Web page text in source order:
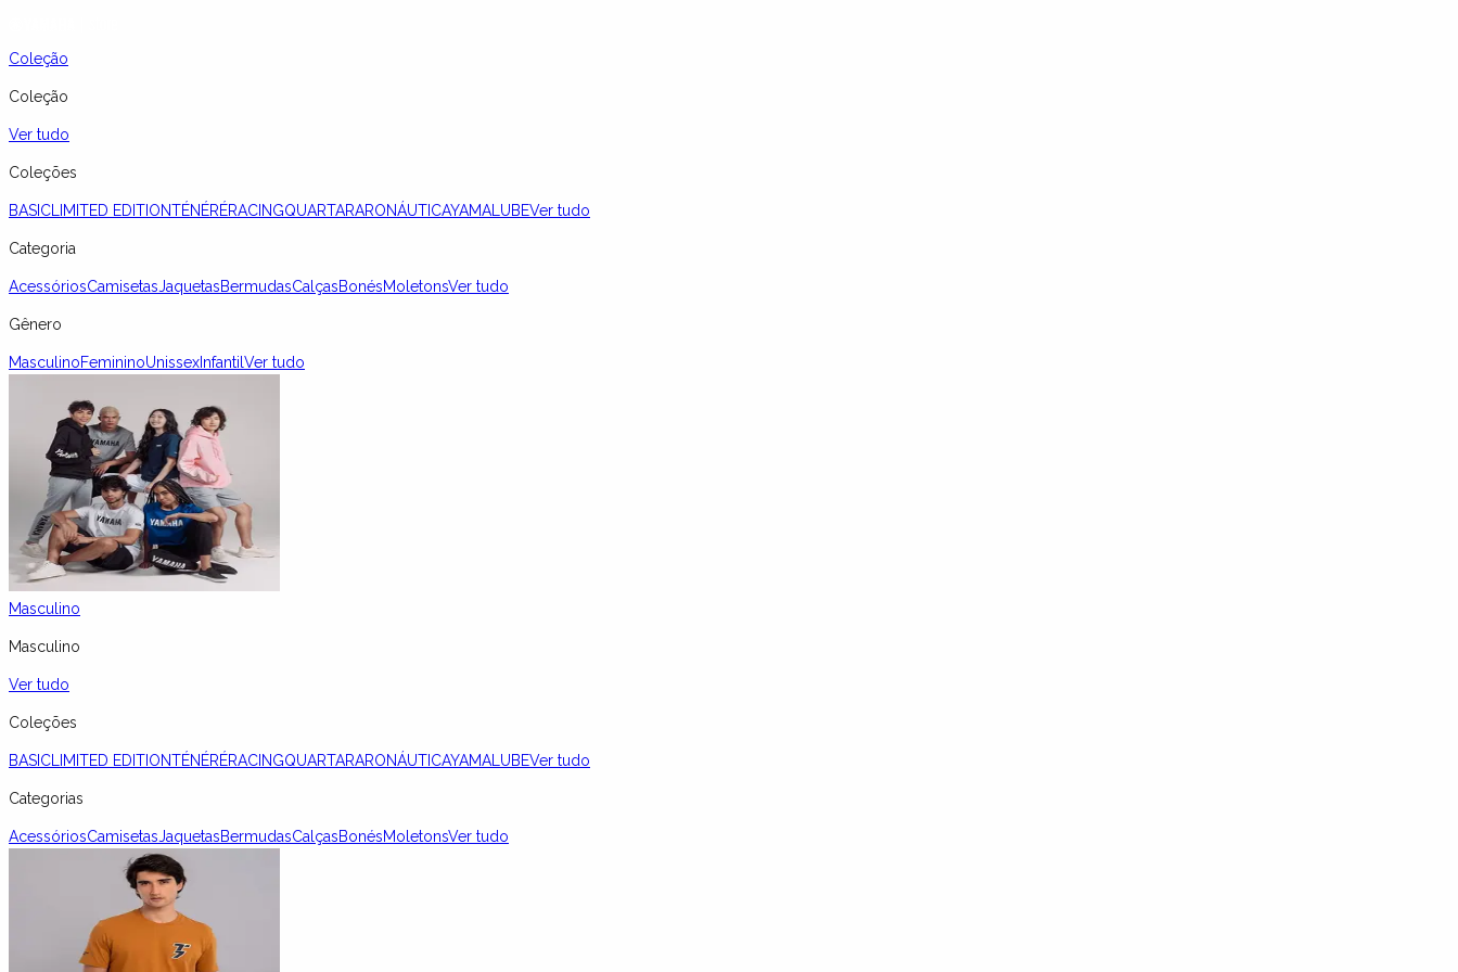
Coleção
Coleção
Ver tudo
Coleções
BASIC LIMITED EDITIONTÉNÉRÉRACINGQUARTARARONÁUTICAYAMALUBEVer tudo
Categoria
AcessóriosCamisetasJaquetasBermudasCalçasBonésMoletonsVer tudo
Gênero
MasculinoFemininoUnissex Infantil Ver tudo
Masculino
Masculino
Ver tudo
Coleções
BASIC LIMITED EDITIONTÉNÉRÉRACINGQUARTARARONÁUTICAYAMALUBEVer tudo
Categorias
AcessóriosCamisetasJaquetasBermudasCalçasBonésMoletonsVer tudo